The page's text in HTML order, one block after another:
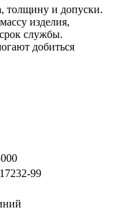
толщину и допуски.
изделия,
службы.
добиться
99